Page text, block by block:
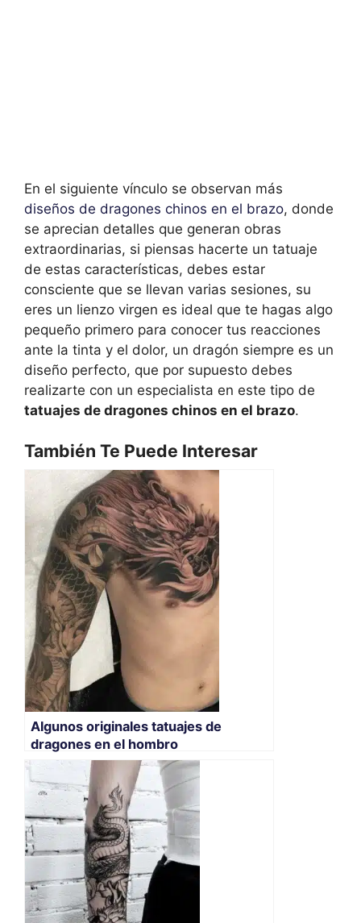
En el siguiente vínculo se observan más
diseños de dragones chinos en el brazo, donde
se aprecian detalles que generan obras
extraordinarias, si piensas hacerte un tatuaje
de estas características, debes estar
consciente que se llevan varias sesiones, su
eres un lienzo virgen es ideal que te hagas algo
pequeño primero para conocer tus reacciones
ante la tinta y el dolor, un dragón siempre es un
diseño perfecto, que por supuesto debes
realizarte con un especialista en este tipo de
tatuajes de dragones chinos en el brazo.
También Te Puede Interesar
Algunos originales tatuajes de
dragones en el hombro